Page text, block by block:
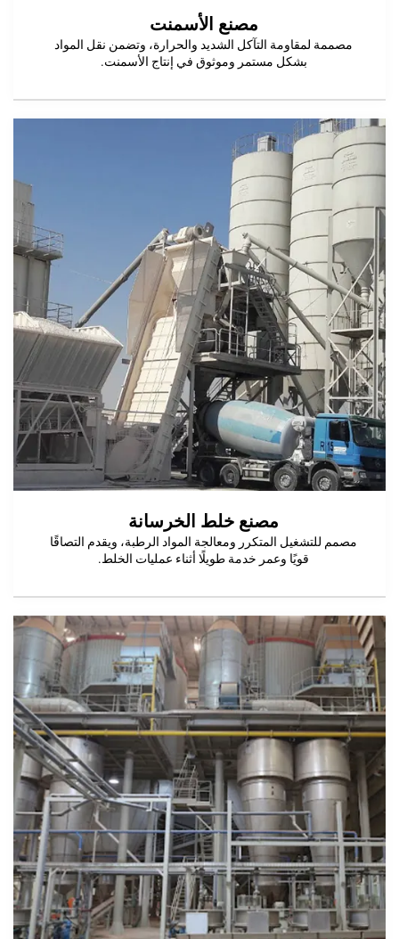
مصنع الأسمنت
التآكل الشديد والحرارة، وتضمن نقل المواد
بشكل مستمر وموثوق في إنتاج الأسمنت.
مصنع خلط الخرسانة
المتكرر ومعالجة المواد الرطبة، ويقدم التصاقًا
قويًا وعمر خدمة طويلًا أثناء عمليات الخلط.